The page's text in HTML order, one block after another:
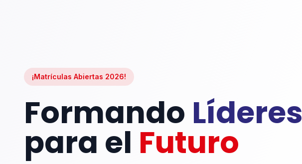
¡Matrículas Abiertas 2026!
Formando Líderes
para el Futuro